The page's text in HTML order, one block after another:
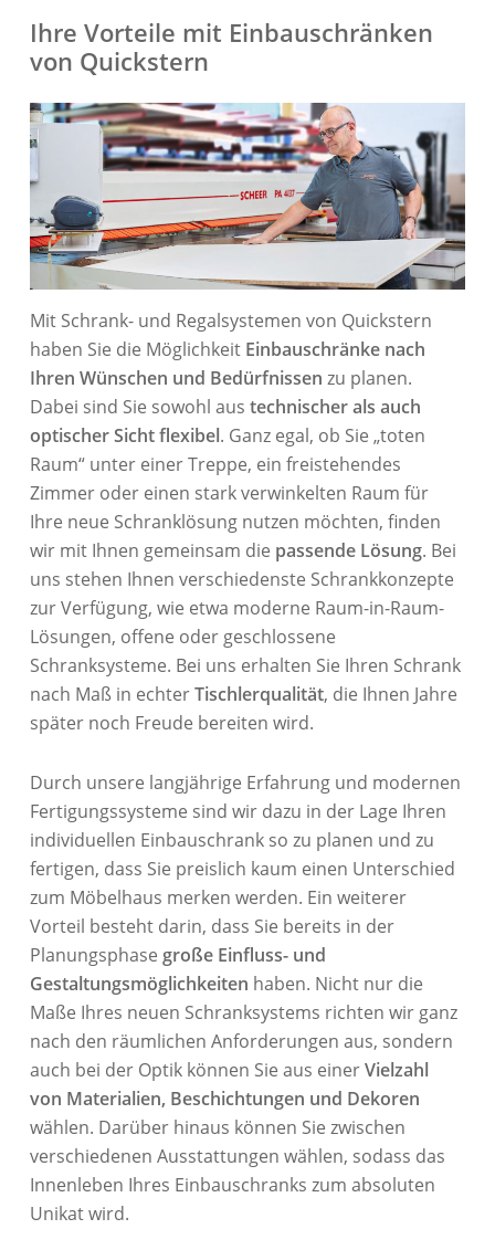
Ihre Vorteile mit Einbauschränken
von Quickstern
Mit Schrank- und Regalsystemen von Quickstern
haben Sie die Möglichkeit Einbauschränke nach
Ihren Wünschen und Bedürfnissen zu planen.
Dabei sind Sie sowohl austechnischer als auch
optischer Sicht flexibel. Ganz egal, ob Sie „toten
Raum“ unter einer Treppe, ein freistehendes
Zimmer oder einen stark verwinkelten Raum für
Ihre neue Schranklösung nutzen möchten, finden
wir mit Ihnen gemeinsam die passende Lösung. Bei
uns stehen Ihnen verschiedenste Schrankkonzepte
zur Verfügung, wie etwa moderne Raum-in-Raum-
Lösungen, offene oder geschlossene
Schranksysteme. Bei uns erhalten Sie Ihren Schrank
nach Maß in echterTischlerqualität, die Ihnen Jahre
später noch Freude bereiten wird.
Durch unsere langjährige Erfahrung und modernen
Fertigungssysteme sind wir dazu in der Lage Ihren
individuellen Einbauschrank so zu planen und zu
fertigen, dass Sie preislich kaum einen Unterschied
zum Möbelhaus merken werden. Ein weiterer
Vorteil besteht darin, dass Sie bereits in der
Planungsphase große Einfluss- und
Gestaltungsmöglichkeiten haben. Nicht nur die
Maße Ihres neuen Schranksystems richten wir ganz
nach den räumlichen Anforderungen aus, sondern
auch bei der Optik können Sie aus einerVielzahl
von Materialien, Beschichtungen und Dekoren
wählen. Darüber hinaus können Sie zwischen
verschiedenen Ausstattungen wählen, sodass das
Innenleben Ihres Einbauschranks zum absoluten
Unikat wird.